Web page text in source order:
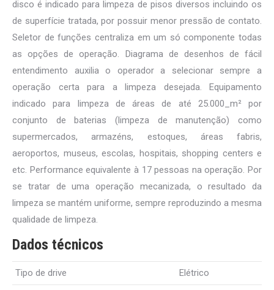
disco é indicado para limpeza de pisos diversos incluindo os
de superfície tratada, por possuir menor pressão de contato.
Seletor de funções centraliza em um só componente todas
as opções de operação. Diagrama de desenhos de fácil
entendimento auxilia o operador a selecionar sempre a
operação certa para a limpeza desejada. Equipamento
indicado para limpeza de áreas de até 25.000_m² por
conjunto de baterias (limpeza de manutenção) como
supermercados, armazéns, estoques, áreas fabris,
aeroportos, museus, escolas, hospitais, shopping centers e
etc. Performance equivalente à 17 pessoas na operação. Por
se tratar de uma operação mecanizada, o resultado da
limpeza se mantém uniforme, sempre reproduzindo a mesma
qualidade de limpeza.
Dados técnicos
Tipo de drive Elétrico